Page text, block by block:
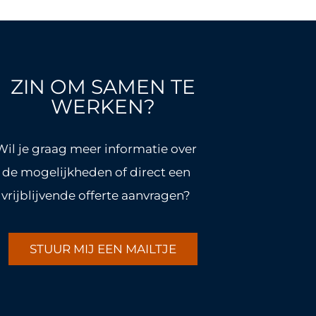
ZIN OM SAMEN TE
WERKEN?
je graag meer informatie over
de mogelijkheden of direct een
vrijblijvende offerte aanvragen?
STUUR MIJ EEN MAILTJE